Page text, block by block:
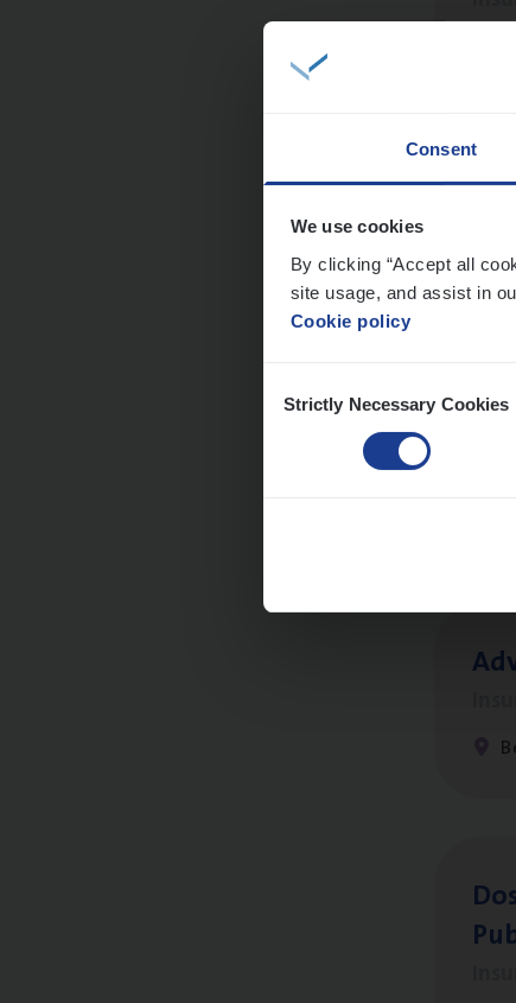
Consent
We use cookies
By clicking “Accept all
site usage, and assist in
Cookie policy
Selection
Strictly Necessary Cookies